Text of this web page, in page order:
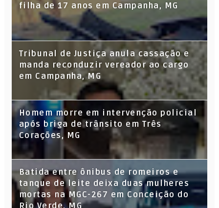
filha de 17 anos em Campanha, MG
Tribunal de Justiça anula cassação e
manda reconduzir vereador ao cargo
em Campanha, MG
Homem morre em intervenção policial
após briga de trânsito em Três
Corações, MG
Batida entre ônibus de romeiros e
tanque de leite deixa duas mulheres
mortas na MGC-267 em Conceição do
Rio Verde, MG